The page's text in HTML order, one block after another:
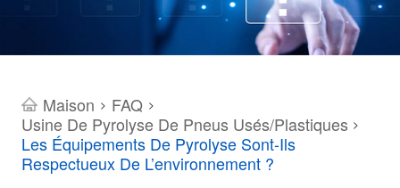
Maison > FAQ>
Usine De Pyrolyse De Pneus Usés/plastiques >
Les Équipements De Pyrolyse Sont-Ils
Respectueux De L’environnement ?